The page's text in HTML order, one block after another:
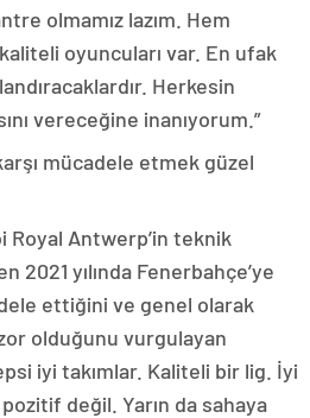
olmamız lazım. Hem
oyuncuları var. En ufak
Herkesin
vereceğine inanıyorum.”
mücadele etmek güzel
Royal Antwerp’in teknik
2021 yılında Fenerbahçe’ye
ettiğini ve genel olarak
olduğunu vurgulayan
iyi takımlar. Kaliteli bir lig. İyi
değil. Yarın da sahaya